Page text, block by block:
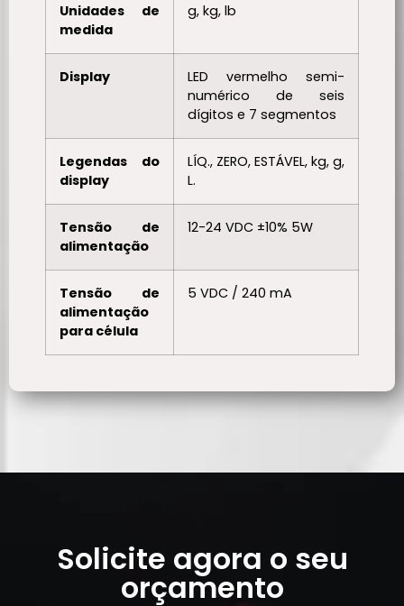
Unidades de
medida
g, kg, lb
Display
LED vermelho semi-
numérico de seis
dígitos e 7 segmentos
Legendas do
display
LÍQ., ZERO, ESTÁVEL, kg, g,
L.
Tensão de
alimentação
12-24 VDC ±10% 5W
Tensão de
alimentação
para célula
5 VDC / 240 mA
Solicite agora o seu
orçamento